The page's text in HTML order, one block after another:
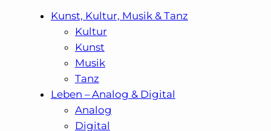
Kunst, Kultur, Musik & Tanz
Kultur
Kunst
Musik
Tanz
Leben – Analog & Digital
Analog
Digital